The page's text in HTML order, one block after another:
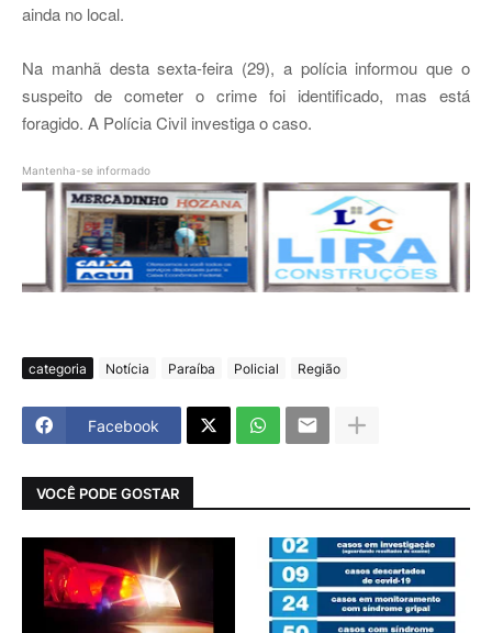
ainda no local.
Na manhã desta sexta-feira (29), a polícia informou que o
suspeito de cometer o crime foi identificado, mas está
foragido. A Polícia Civil investiga o caso.
Mantenha-se informado
categoria Notícia Paraíba Policial Região
Facebook
VOCÊ PODE GOSTAR